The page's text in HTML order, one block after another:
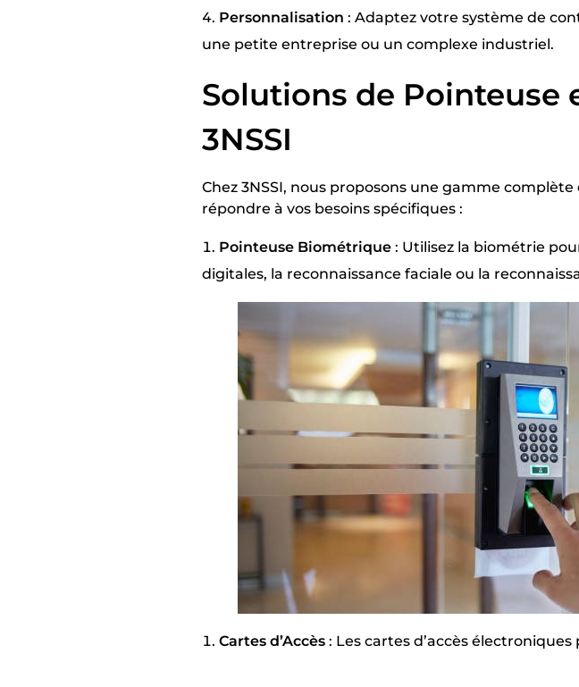
Personnalisation : Adaptez votre système de
une petite entreprise ou un complexe industriel.
Solutions de Pointeuse
3NSSI
Chez 3NSSI, nous proposons une gamme
répondre à vos besoins spécifiques :
Pointeuse Biométrique : Utilisez la biométrie
digitales, la reconnaissance faciale ou la
Cartes d’Accès : Les cartes d’accès